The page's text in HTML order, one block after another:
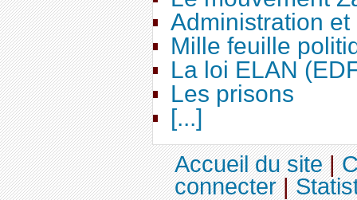
Administration
Mille feuille
La loi ELAN
Les prisons
[...]
Accueil du site|
connecter|